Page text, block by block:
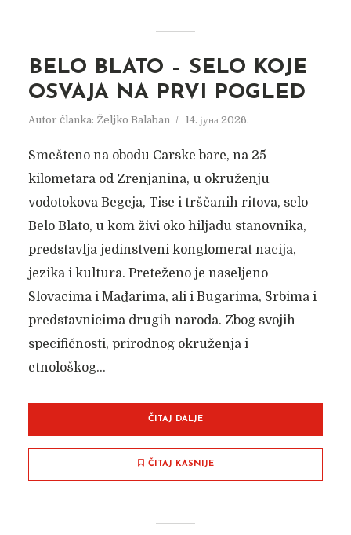
BELO BLATO – SELO KOJE
OSVAJA NA PRVI POGLED
Autor članka: Željko Balaban 14. јуна 2026.
Smešteno na obodu Carske bare, na 25
kilometara od Zrenjanina, u okruženju
vodotokova Begeja, Tise i trščanih ritova, selo
Belo Blato, u kom živi oko hiljadu stanovnika,
predstavlja jedinstveni konglomerat nacija,
jezika i kultura. Preteženo je naseljeno
Slovacima i Mađarima, ali i Bugarima, Srbima i
predstavnicima drugih naroda. Zbog svojih
specifičnosti, prirodnog okruženja i
etnološkog...
ČITAJ DALJE
ČITAJ KASNIJE